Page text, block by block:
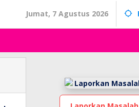
Jumat, 7 Agustus 2026